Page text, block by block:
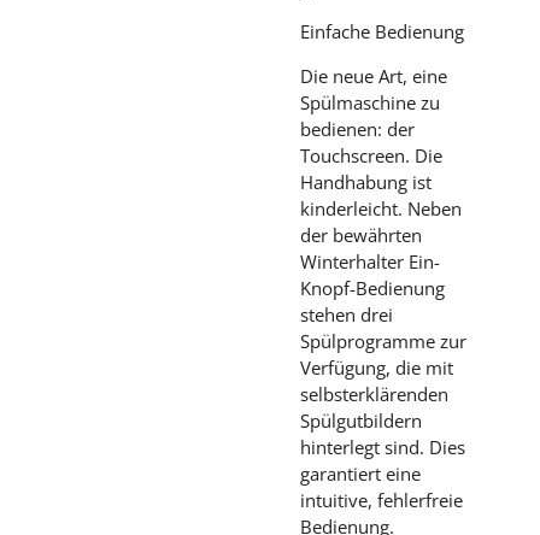
Einfache Bedienung
Die neue Art, eine
Spülmaschine zu
bedienen: der
Touchscreen. Die
Handhabung ist
kinderleicht. Neben
der bewährten
Winterhalter Ein-
Knopf-Bedienung
stehen drei
Spülprogramme zur
Verfügung, die mit
selbsterklärenden
Spülgutbildern
hinterlegt sind. Dies
garantiert eine
intuitive, fehlerfreie
Bedienung.